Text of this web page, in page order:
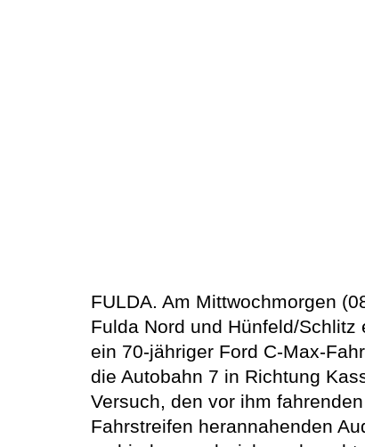
FULDA. Am Mittwochmorgen
Fulda Nord und Hünfeld/
ein 70-jähriger Ford C-Max-
die Autobahn 7 in Richtung
Versuch, den vor ihm
Fahrstreifen herannahenden